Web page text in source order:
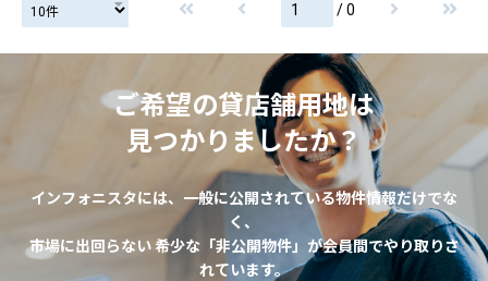
/ 0
ご希望の貸店舗用地は
見つかりましたか？
インフォニスタには、一般に公開されている物件情報だけでな
く、
市場に出回らない 希少な「非公開物件」が会員間でやり取りさ
れています。